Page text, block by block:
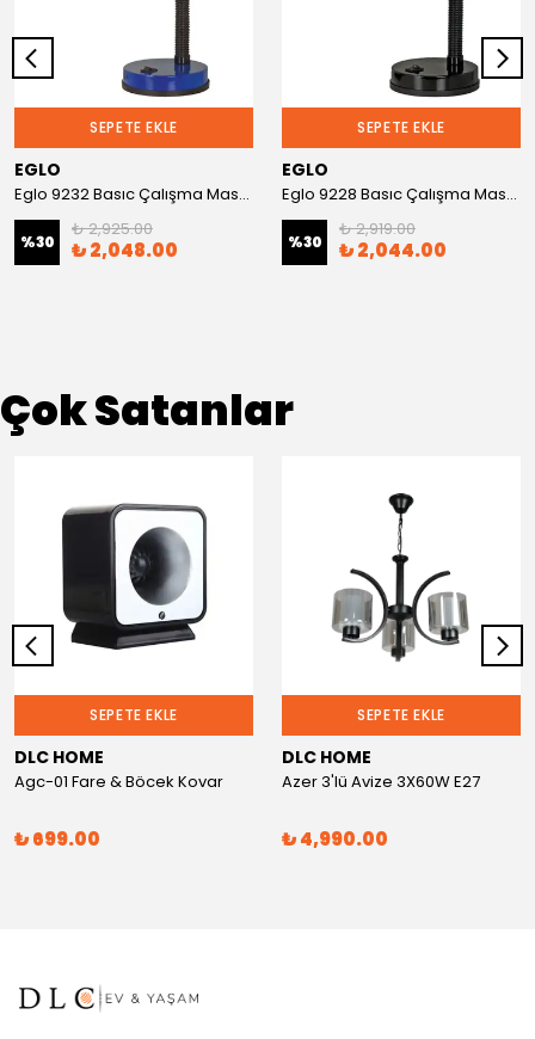
SEPETE EKLE
EGLO
Eglo 9232 Basıc Çalışma Masa Lambası
%30
₺ 2,925.00
₺ 2,048.00
SEPETE EKLE
EGLO
Eglo 9228 Basıc Çalışma Masa Lambası
%30
₺ 2,919.00
₺ 2,044.00
Çok Satanlar
SEPETE EKLE
DLC HOME
Agc-01 Fare & Böcek Kovar
₺ 699.00
SEPETE EKLE
DLC HOME
Azer 3'lü Avize 3X60W E27
₺ 4,990.00